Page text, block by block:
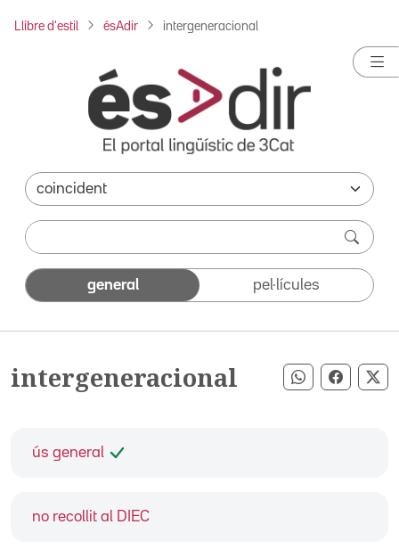
Llibre d'estil ésAdir intergeneracional
general pel·lícules
intergeneracional Compartir
ús general
no recollit al DIEC